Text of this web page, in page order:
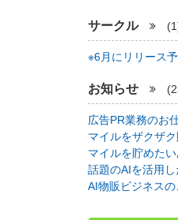
サークル
※6月にリリース
お知らせ
広告PR業務のお
マイルをザクザ
マイルを貯めたい
話題のAIを活用し
AI物販ビジネスの